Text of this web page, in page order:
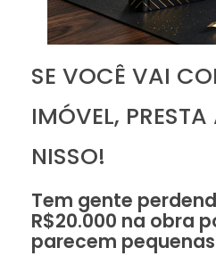
SE VOCÊ VAI
IMÓVEL,
NISSO!
Tem gente
R$20.000 na obra
parecem